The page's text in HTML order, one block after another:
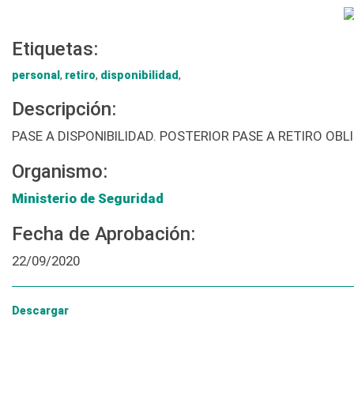
Etiquetas:
personal , retiro, disponibilidad,
Descripción:
PASE A DISPONIBILIDAD. POSTERIOR PASE A RETIRO
Organismo:
Ministerio de Seguridad
Fecha de Aprobación:
22/09/2020
Descargar